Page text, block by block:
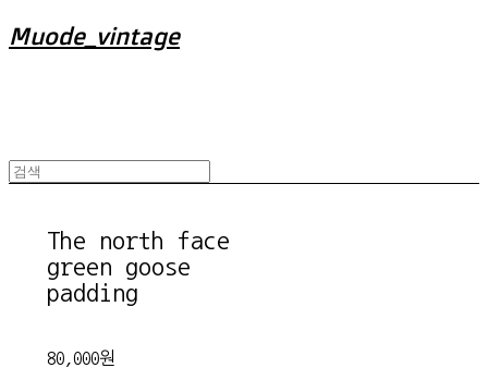
Muode_vintage
The north face
green goose
padding
80,000원